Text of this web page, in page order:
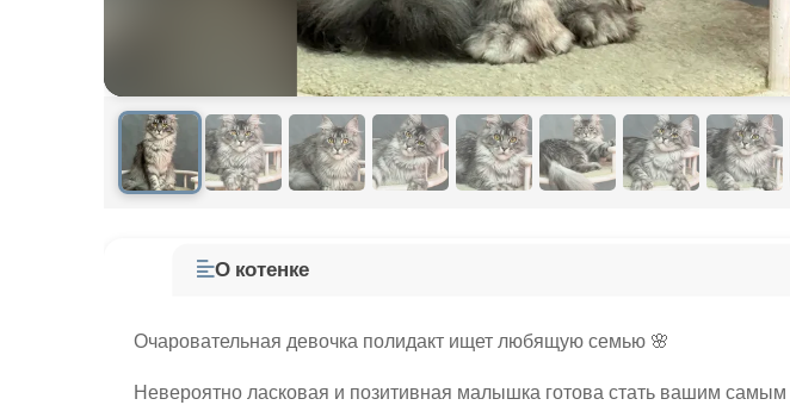
О котенке
Очаровательная девочка полидакт ищет любящую семью 🌸
Невероятно ласковая и позитивная малышка готова стать вашим